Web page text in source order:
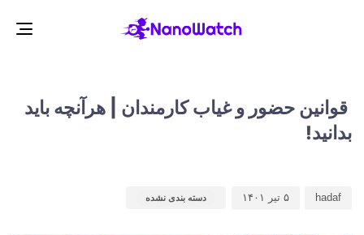
قوانین حضور و غیاب کارمندان | هرآنچه باید
بدانید!
hadaf ۵ تیر ۱۴۰۱ دسته بندی نشده